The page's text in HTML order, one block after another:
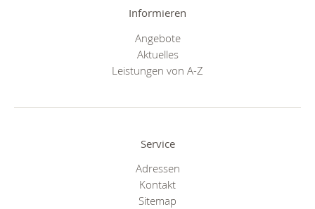
Informieren
Angebote
Aktuelles
Leistungen von A-Z
Service
Adressen
Kontakt
Sitemap